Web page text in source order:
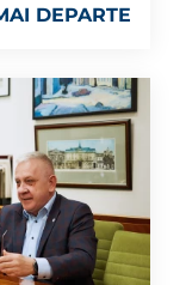
DEPARTE